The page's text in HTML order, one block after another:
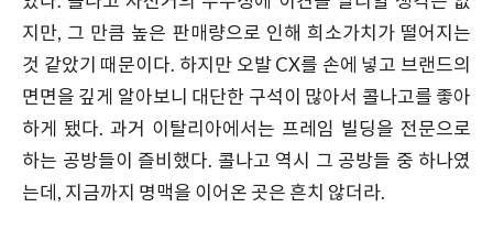
지만, 그 만큼 높은 판매량으로 인해 희소가치가 떨어지는
것 같았기 때문이다. 하지만 오발 CX를 손에 넣고 브랜드의
면면을 깊게 알아보니 대단한 구석이 많아서 콜나고를 좋아
하게 됐다. 과거 이탈리아에서는 프레임 빌딩을 전문으로
하는 공방들이 즐비했다. 콜나고 역시 그 공방들 중 하나였
는데, 지금까지 명맥을 이어온 곳은 흔치 않더라.